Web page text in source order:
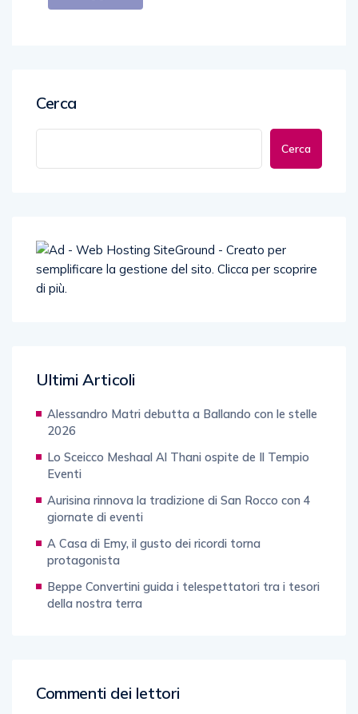
Cerca
Cerca
Ultimi Articoli
Alessandro Matri debutta a Ballando con le stelle
2026
Lo Sceicco Meshaal Al Thani ospite de Il Tempio
Eventi
Aurisina rinnova la tradizione di San Rocco con 4
giornate di eventi
A Casa di Emy, il gusto dei ricordi torna
protagonista
Beppe Convertini guida i telespettatori tra i tesori
della nostra terra
Commenti dei lettori